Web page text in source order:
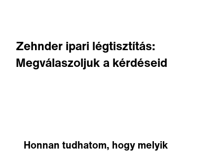
Zehnder ipari légtisztítás:
Megválaszoljuk a kérdéseid
Honnan tudhatom, hogy melyik